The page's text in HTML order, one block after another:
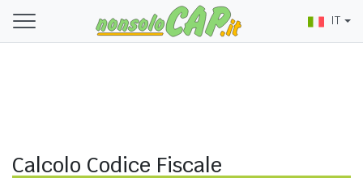
IT
Calcolo Codice Fiscale